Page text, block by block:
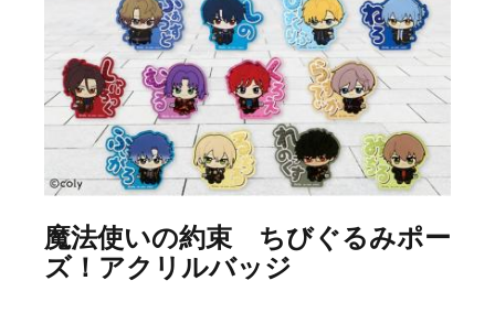
魔法使いの約束 ちびぐるみポー
ズ！アクリルバッジ